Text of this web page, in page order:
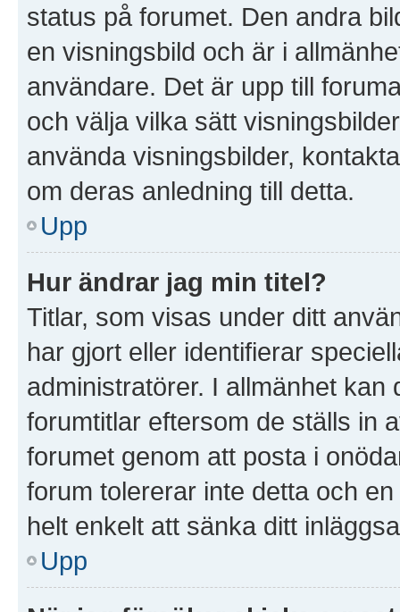
status på forumet. Den andra
en visningsbild och är i
användare. Det är upp till
och välja vilka sätt
använda visningsbilder,
om deras anledning till detta.
Upp
Hur ändrar jag min titel?
Titlar, som visas under ditt
har gjort eller identifierar
administratörer. I allmänhet
forumtitlar eftersom de ställs in
forumet genom att posta i
forum tolererar inte detta och
helt enkelt att sänka ditt
Upp